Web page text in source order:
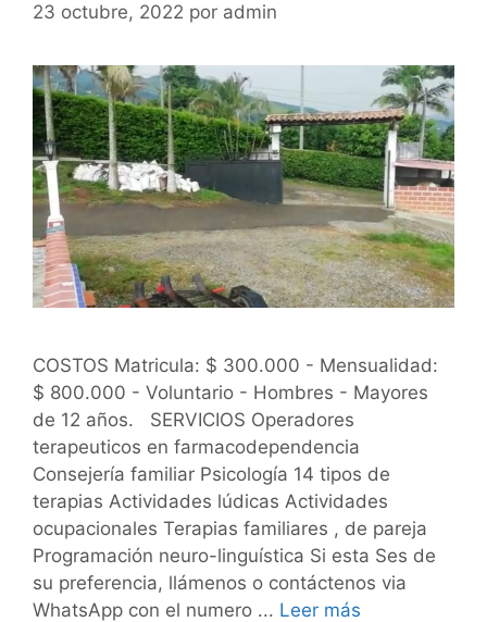
23 octubre, 2022 por admin
COSTOS Matricula: $ 300.000 - Mensualidad:
$ 800.000 - Voluntario - Hombres - Mayores
de 12 años. SERVICIOS Operadores
terapeuticos en farmacodependencia
Consejería familiar Psicología 14 tipos de
terapias Actividades lúdicas Actividades
ocupacionales Terapias familiares , de pareja
Programación neuro-linguística Si esta Ses de
su preferencia, llámenos o contáctenos via
WhatsApp con el numero ... Leer más